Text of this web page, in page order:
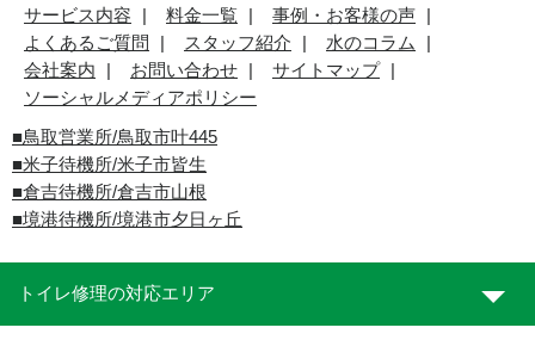
サービス内容
料金一覧
事例・お客様の声
よくあるご質問
スタッフ紹介
水のコラム
会社案内
お問い合わせ
サイトマップ
ソーシャルメディアポリシー
■鳥取営業所/鳥取市叶445
■米子待機所/米子市皆生
■倉吉待機所/倉吉市山根
■境港待機所/境港市夕日ヶ丘
トイレ修理の対応エリア